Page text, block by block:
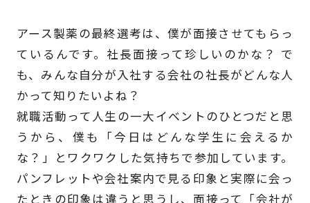
アース製薬の最終選考は、僕が面接させてもらっ
ているんです。社長面接って珍しいのかな？ で
も、みんな自分が入社する会社の社長がどんな人
かって知りたいよね？
就職活動って人生の一大イベントのひとつだと思
うから、僕も「今日はどんな学生に会えるか
な？」とワクワクした気持ちで参加しています。
パンフレットや会社案内で見る印象と実際に会っ
たときの印象は違うと思うし、面接って「会社が